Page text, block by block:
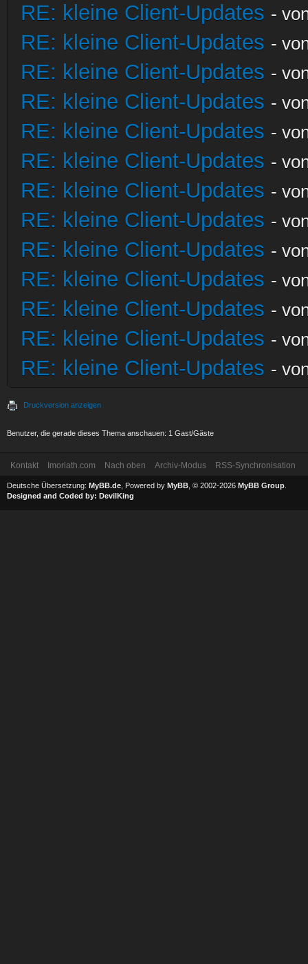
RE: kleine Client-Updates -
RE: kleine Client-Updates -
RE: kleine Client-Updates -
RE: kleine Client-Updates -
RE: kleine Client-Updates -
RE: kleine Client-Updates -
RE: kleine Client-Updates -
RE: kleine Client-Updates -
RE: kleine Client-Updates -
RE: kleine Client-Updates -
RE: kleine Client-Updates -
RE: kleine Client-Updates -
RE: kleine Client-Updates -
Druckversion anzeigen
Benutzer, die gerade dieses Thema anschauen: 1 Gast/Gäste
Kontakt Imoriath.com Nach oben Archiv-Modus RSS-Synchronisation
Deutsche Übersetzung: MyBB.de , Powered by MyBB , © 2002-2026 MyBB Group
Designed and Coded by: DevilKing